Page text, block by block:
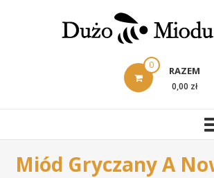
0 RAZEM
0,00 zł
Miód Gryczany A